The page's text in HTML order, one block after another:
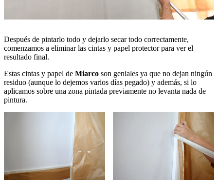
Después de pintarlo todo y dejarlo secar todo correctamente,
comenzamos a eliminar las cintas y papel protector para ver el
resultado final.
Estas cintas y papel de Miarco son geniales ya que no dejan ningún
residuo (aunque lo dejemos varios días pegado) y además, si lo
aplicamos sobre una zona pintada previamente no levanta nada de
pintura.